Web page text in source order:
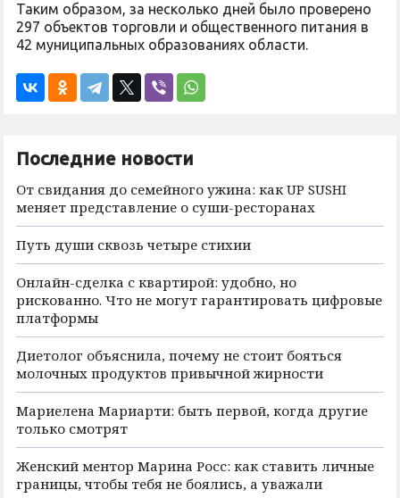
Таким образом, за несколько дней было проверено
297 объектов торговли и общественного питания в
42 муниципальных образованиях области.
Последние новости
От свидания до семейного ужина: как UP SUSHI
меняет представление о суши-ресторанах
Путь души сквозь четыре стихии
Онлайн-сделка с квартирой: удобно, но
рискованно. Что не могут гарантировать цифровые
платформы
Диетолог объяснила, почему не стоит бояться
молочных продуктов привычной жирности
Мариелена Мариарти: быть первой, когда другие
только смотрят
Женский ментор Марина Росс: как ставить личные
границы, чтобы тебя не боялись, а уважали